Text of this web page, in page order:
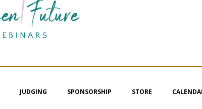
JUDGING SPONSORSHIP STORE